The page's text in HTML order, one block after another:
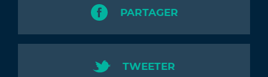
PARTAGER
TWEETER